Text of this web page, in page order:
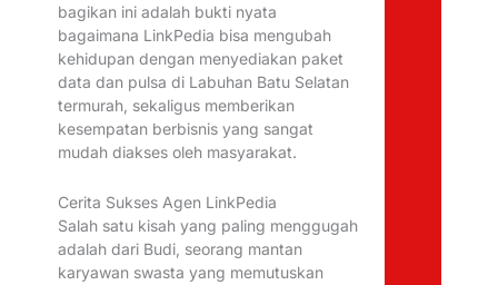
bagikan ini adalah bukti nyata
bagaimana LinkPedia bisa mengubah
kehidupan dengan menyediakan paket
data dan pulsa di Labuhan Batu Selatan
termurah, sekaligus memberikan
kesempatan berbisnis yang sangat
mudah diakses oleh masyarakat.
Cerita Sukses Agen LinkPedia
Salah satu kisah yang paling menggugah
adalah dari Budi, seorang mantan
karyawan swasta yang memutuskan